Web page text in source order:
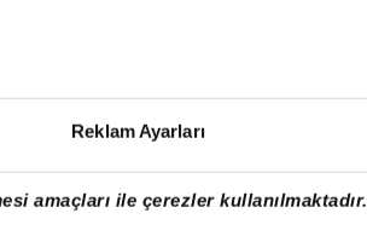
Reklam Ayarları
amaçları ile çerezler kullanılmaktadır.